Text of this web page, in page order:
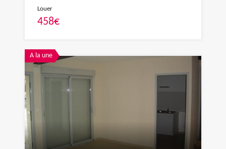
Louer
458€
A la une